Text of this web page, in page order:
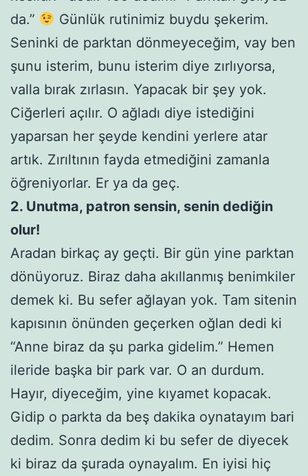
da.”
Günlük rutinimiz buydu şekerim.
Seninki de parktan dönmeyeceğim, vay ben
şunu isterim, bunu isterim diye zırlıyorsa,
valla bırak zırlasın. Yapacak bir şey yok.
Ciğerleri açılır. O ağladı diye istediğini
yaparsan her şeyde kendini yerlere atar
artık. Zırıltının fayda etmediğini zamanla
öğreniyorlar. Er ya da geç.
2. Unutma, patron sensin, senin dediğin
olur!
Aradan birkaç ay geçti. Bir gün yine parktan
dönüyoruz. Biraz daha akıllanmış benimkiler
demek ki. Bu sefer ağlayan yok. Tam sitenin
kapısının önünden geçerken oğlan dedi ki
“Anne biraz da şu parka gidelim.” Hemen
ileride başka bir park var. O an durdum.
Hayır, diyeceğim, yine kıyamet kopacak.
Gidip o parkta da beş dakika oynatayım bari
dedim. Sonra dedim ki bu sefer de diyecek
ki biraz da şurada oynayalım. En iyisi hiç